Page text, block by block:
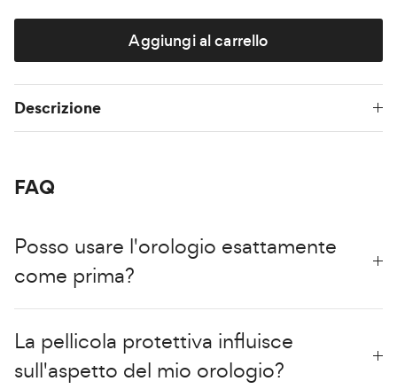
Aggiungi al carrello
Descrizione
FAQ
Posso usare l'orologio esattamente
come prima?
La pellicola protettiva influisce
sull'aspetto del mio orologio?